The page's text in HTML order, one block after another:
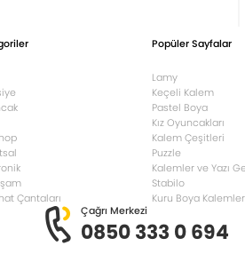
Çantaları
Popüler Sayfalar
Lamy
Keçeli Kalem
Pastel Boya
Kız Oyuncakları
Kalem Çeşitleri
Puzzle
Kalemler ve Yazı
Stabilo
Kuru Boya
Çağrı Merkezi
0850 333 0 694